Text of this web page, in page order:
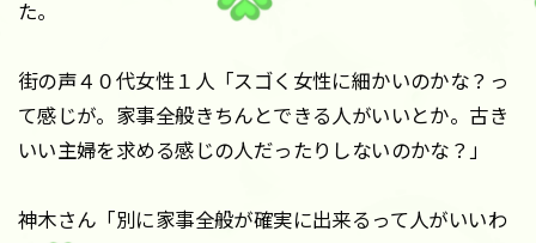
た。
街の声４０代女性１人「スゴく女性に細かいのかな？っ
て感じが。家事全般きちんとできる人がいいとか。古き
いい主婦を求める感じの人だったりしないのかな？」
神木さん「別に家事全般が確実に出来るって人がいいわ